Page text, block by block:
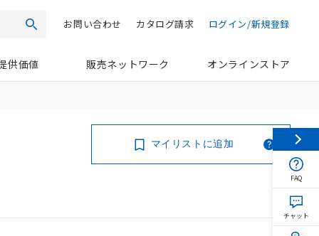
検索 ログイン/新規登録
カタログ請求
お問い合わせ
供価値 販売ネットワーク オンラインストア
マイリストに追加
FAQ
チャット